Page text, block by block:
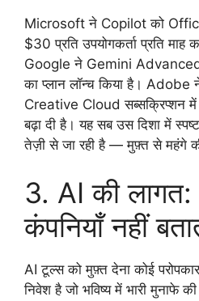
Microsoft ने Copilot को
$30 प्रति उपयोगकर्ता प्रति माह
Google ने Gemini Advanced
का प्लान लॉन्च किया है।
Creative Cloud सब्सक्रिप्शन
बढ़ा दी है। यह सब उस दिशा में
तेज़ी से जा रही है — मुफ़्त से महंगे
3. AI की
कंपनियाँ नहीं
AI टूल्स को मुफ़्त देना कोई
निवेश है जो भविष्य में भारी मुनाफे